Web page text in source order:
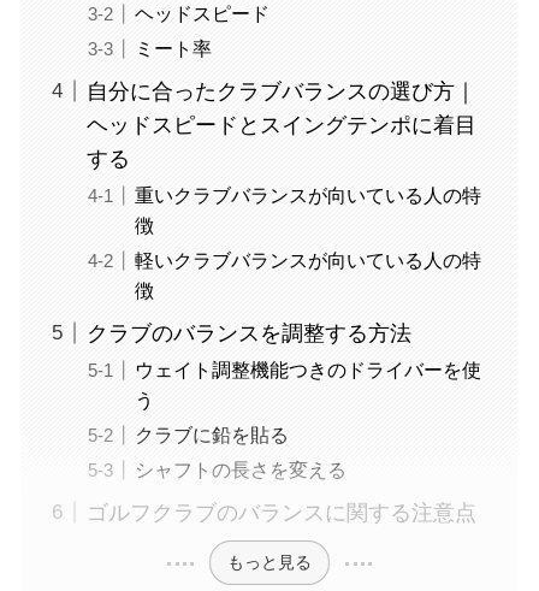
ヘッドスピード
ミート率
自分に合ったクラブバランスの選び方｜
ヘッドスピードとスイングテンポに着目
する
重いクラブバランスが向いている人の特
徴
軽いクラブバランスが向いている人の特
徴
クラブのバランスを調整する方法
ウェイト調整機能つきのドライバーを使
う
クラブに鉛を貼る
シャフトの長さを変える
ゴルフクラブのバランスに関する注意点
もっと見る